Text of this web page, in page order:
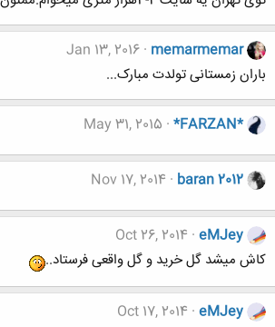
memarmemar
Jan 13, 2016
باران زمستانی تولدت مبارک...
*FARZAN*
May 31, 2015
baran 2012
Nov 17, 2014
eMJey
Oct 26, 2014
کاش میشد گل خرید و گل واقعی فرستاد..
eMJey
Oct 17, 2014